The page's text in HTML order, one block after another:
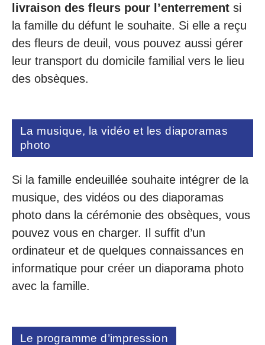
livraison des fleurs pour l’enterrement si
la famille du défunt le souhaite. Si elle a reçu
des fleurs de deuil, vous pouvez aussi gérer
leur transport du domicile familial vers le lieu
des obsèques.
La musique, la vidéo et les diaporamas
photo
Si la famille endeuillée souhaite intégrer de la
musique, des vidéos ou des diaporamas
photo dans la cérémonie des obsèques, vous
pouvez vous en charger. Il suffit d’un
ordinateur et de quelques connaissances en
informatique pour créer un diaporama photo
avec la famille.
Le programme d’impression